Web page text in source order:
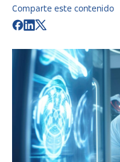
Comparte este contenido